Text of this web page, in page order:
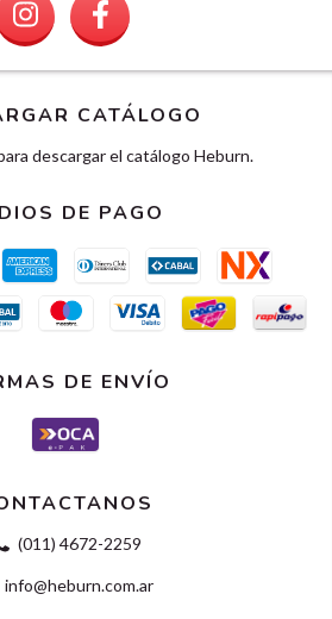
CATÁLOGO
descargar el catálogo Heburn.
DE PAGO
DE ENVÍO
(011) 4672-2259
info@heburn.com.ar